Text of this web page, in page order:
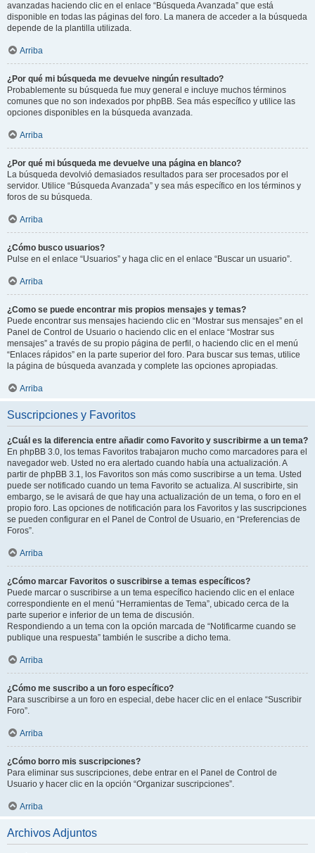
avanzadas haciendo clic en el enlace “Búsqueda Avanzada” que está
disponible en todas las páginas del foro. La manera de acceder a la búsqueda
depende de la plantilla utilizada.
Arriba
¿Por qué mi búsqueda me devuelve ningún resultado?
Probablemente su búsqueda fue muy general e incluye muchos términos
comunes que no son indexados por phpBB. Sea más específico y utilice las
opciones disponibles en la búsqueda avanzada.
Arriba
¿Por qué mi búsqueda me devuelve una página en blanco?
La búsqueda devolvió demasiados resultados para ser procesados por el
servidor. Utilice “Búsqueda Avanzada” y sea más específico en los términos y
foros de su búsqueda.
Arriba
¿Cómo busco usuarios?
Pulse en el enlace “Usuarios” y haga clic en el enlace “Buscar un usuario”.
Arriba
¿Como se puede encontrar mis propios mensajes y temas?
Puede encontrar sus mensajes haciendo clic en “Mostrar sus mensajes” en el
Panel de Control de Usuario o haciendo clic en el enlace “Mostrar sus
mensajes” a través de su propio página de perfil, o haciendo clic en el menú
“Enlaces rápidos” en la parte superior del foro. Para buscar sus temas, utilice
la página de búsqueda avanzada y complete las opciones apropiadas.
Arriba
Suscripciones y Favoritos
¿Cuál es la diferencia entre añadir como Favorito y suscribirme a un tema?
En phpBB 3.0, los temas Favoritos trabajaron mucho como marcadores para el
navegador web. Usted no era alertado cuando había una actualización. A
partir de phpBB 3.1, los Favoritos son más como suscribirse a un tema. Usted
puede ser notificado cuando un tema Favorito se actualiza. Al suscribirte, sin
embargo, se le avisará de que hay una actualización de un tema, o foro en el
propio foro. Las opciones de notificación para los Favoritos y las suscripciones
se pueden configurar en el Panel de Control de Usuario, en “Preferencias de
Foros”.
Arriba
¿Cómo marcar Favoritos o suscribirse a temas específicos?
Puede marcar o suscribirse a un tema específico haciendo clic en el enlace
correspondiente en el menú “Herramientas de Tema”, ubicado cerca de la
parte superior e inferior de un tema de discusión.
Respondiendo a un tema con la opción marcada de “Notificarme cuando se
publique una respuesta” también le suscribe a dicho tema.
Arriba
¿Cómo me suscribo a un foro específico?
Para suscribirse a un foro en especial, debe hacer clic en el enlace “Suscribir
Foro”.
Arriba
¿Cómo borro mis suscripciones?
Para eliminar sus suscripciones, debe entrar en el Panel de Control de
Usuario y hacer clic en la opción “Organizar suscripciones”.
Arriba
Archivos Adjuntos